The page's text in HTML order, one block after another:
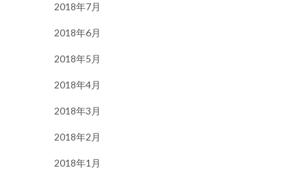
2018年7月
2018年6月
2018年5月
2018年4月
2018年3月
2018年2月
2018年1月